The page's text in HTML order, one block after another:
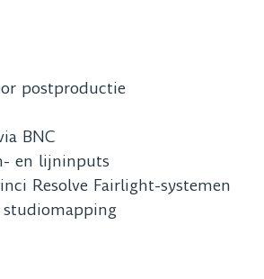
postproductie
BNC
en lijninputs
Resolve Fairlight-systemen